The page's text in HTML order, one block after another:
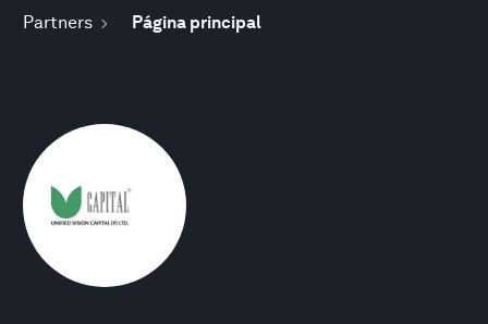
Partners Página principal